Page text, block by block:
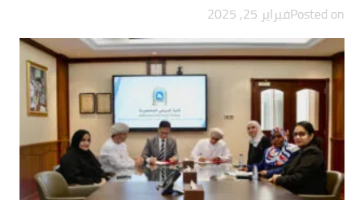
Posted onفبراير 25, 2025